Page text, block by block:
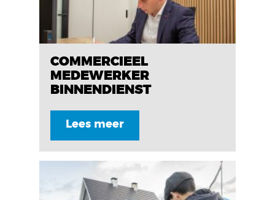
COMMERCIEEL
MEDEWERKER
BINNENDIENST
Lees meer